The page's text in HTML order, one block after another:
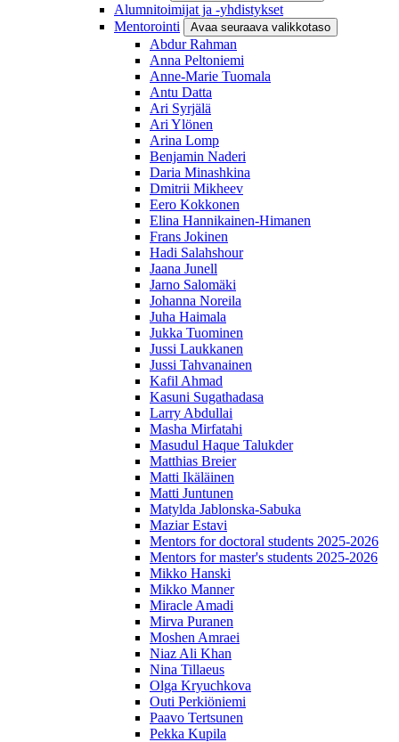
Alumnitoimijat ja -yhdistykset
Mentorointi
Avaa seuraava valikkotaso
Abdur Rahman
Anna Peltoniemi
Anne-Marie Tuomala
Antu Datta
Ari Syrjälä
Ari Ylönen
Arina Lomp
Benjamin Naderi
Daria Minashkina
Dmitrii Mikheev
Eero Kokkonen
Elina Hannikainen-Himanen
Frans Jokinen
Hadi Salahshour
Jaana Junell
Jarno Salomäki
Johanna Noreila
Juha Haimala
Jukka Tuominen
Jussi Laukkanen
Jussi Tahvanainen
Kafil Ahmad
Kasuni Sugathadasa
Larry Abdullai
Masha Mirfatahi
Masudul Haque Talukder
Matthias Breier
Matti Ikäläinen
Matti Juntunen
Matylda Jablonska-Sabuka
Maziar Estavi
Mentors for doctoral students 2025-2026
Mentors for master's students 2025-2026
Mikko Hanski
Mikko Manner
Miracle Amadi
Mirva Puranen
Moshen Amraei
Niaz Ali Khan
Nina Tillaeus
Olga Kryuchkova
Outi Perkiöniemi
Paavo Tertsunen
Pekka Kupila